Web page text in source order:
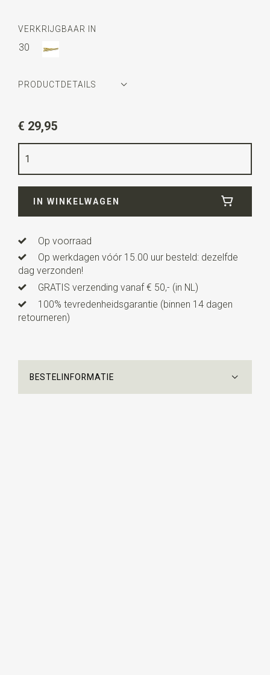
VERKRIJGBAAR IN
30
PRODUCTDETAILS
goud
Kwaliteit
Lengte0,6 cm
€ 29,95
IN WINKELWAGEN
Op voorraad
Op werkdagen vóór 15.00 uur besteld: dezelfde
dag verzonden!
GRATIS verzending vanaf € 50,- (in NL)
100% tevredenheidsgarantie (binnen 14 dagen
retourneren)
BESTELINFORMATIE